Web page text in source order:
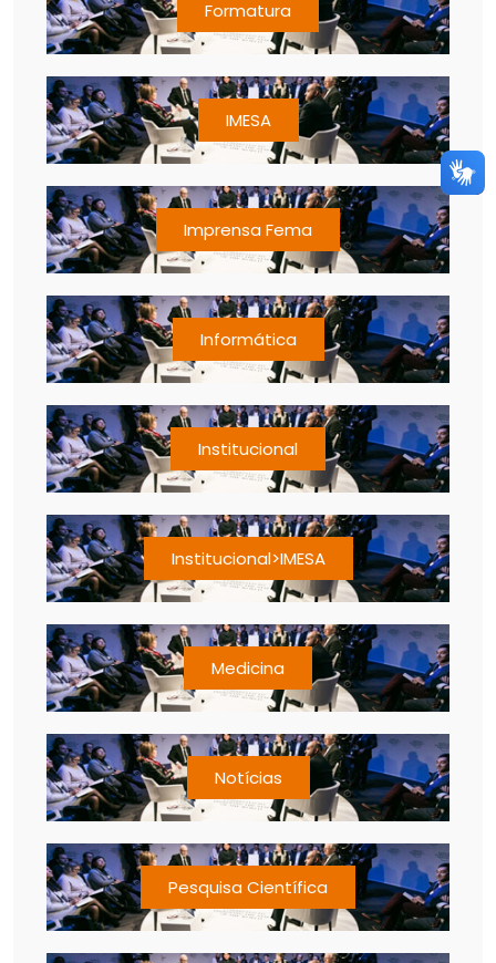
Formatura
IMESA
Imprensa Fema
Informática
Institucional
Institucional>IMESA
Medicina
Notícias
Pesquisa Científica